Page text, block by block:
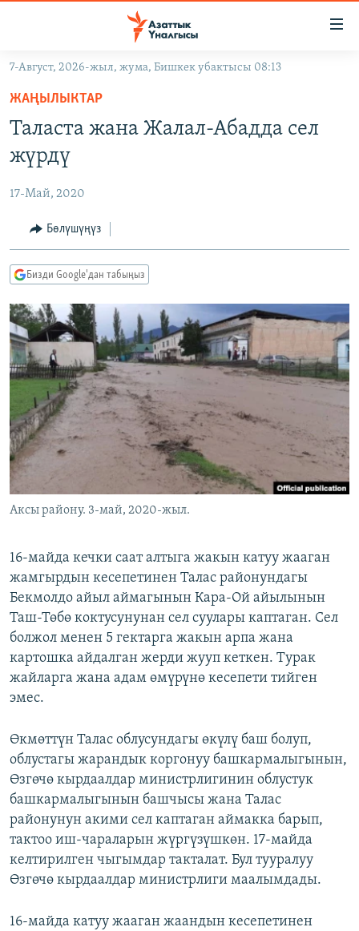
Навигацияга
өтүңүз
Издөөгө
салыңыз
ЭКОНОМИКА
МАДАНИЯТ
БОРБОР АЗИЯ
УКРАИНА
АТАЙЫН ИЛИКТӨӨ
ТВ ПРОГРАММАЛАР
ЭКСПЕРТТЕР ТАЛДАЙТ
БИЗ ЖАНА ДҮЙНӨ
ДАНИСТЕ
ЭЖЕ-СИҢДИЛЕР
АЗАТТЫК+
ЫҢГАЙСЫЗ СУРООЛОР
ӨЗГӨЧӨ ПИКИР
Русский
ОНЛАЙН ШЕРИНЕ
ЭЕ/АРнун бардык сайттары
7-Август, 2026-жыл, жума, Бишкек убактысы 08:13
ЖАҢЫЛЫКТАР
Таласта жана Жалал-Абадда сел
жүрдү
17-Май, 2020
Бөлүшүңүз
Бизди Google'дан табыңыз
Аксы району. 3-май, 2020-жыл.
16-майда кечки саат алтыга жакын катуу жааган
жамгырдын кесепетинен Талас районундагы
Бекмолдо айыл аймагынын Кара-Ой айылынын
Таш-Төбө коктусунунан сел суулары каптаган. Сел
болжол менен 5 гектарга жакын арпа жана
картошка айдалган жерди жууп кеткен. Турак
жайларга жана адам өмүрүнө кесепети тийген
эмес.
Өкмөттүн Талас облусундагы өкүлү баш болуп,
облустагы жарандык коргонуу башкармалыгынын,
Өзгөчө кырдаалдар министрлигинин облустук
башкармалыгынын башчысы жана Талас
районунун акими сел каптаган аймакка барып,
тактоо иш-чараларын жүргүзүшкөн. 17-майда
келтирилген чыгымдар такталат. Бул тууралуу
Өзгөчө кырдаалдар министрлиги маалымдады.
16-майда катуу жааган жаандын кесепетинен